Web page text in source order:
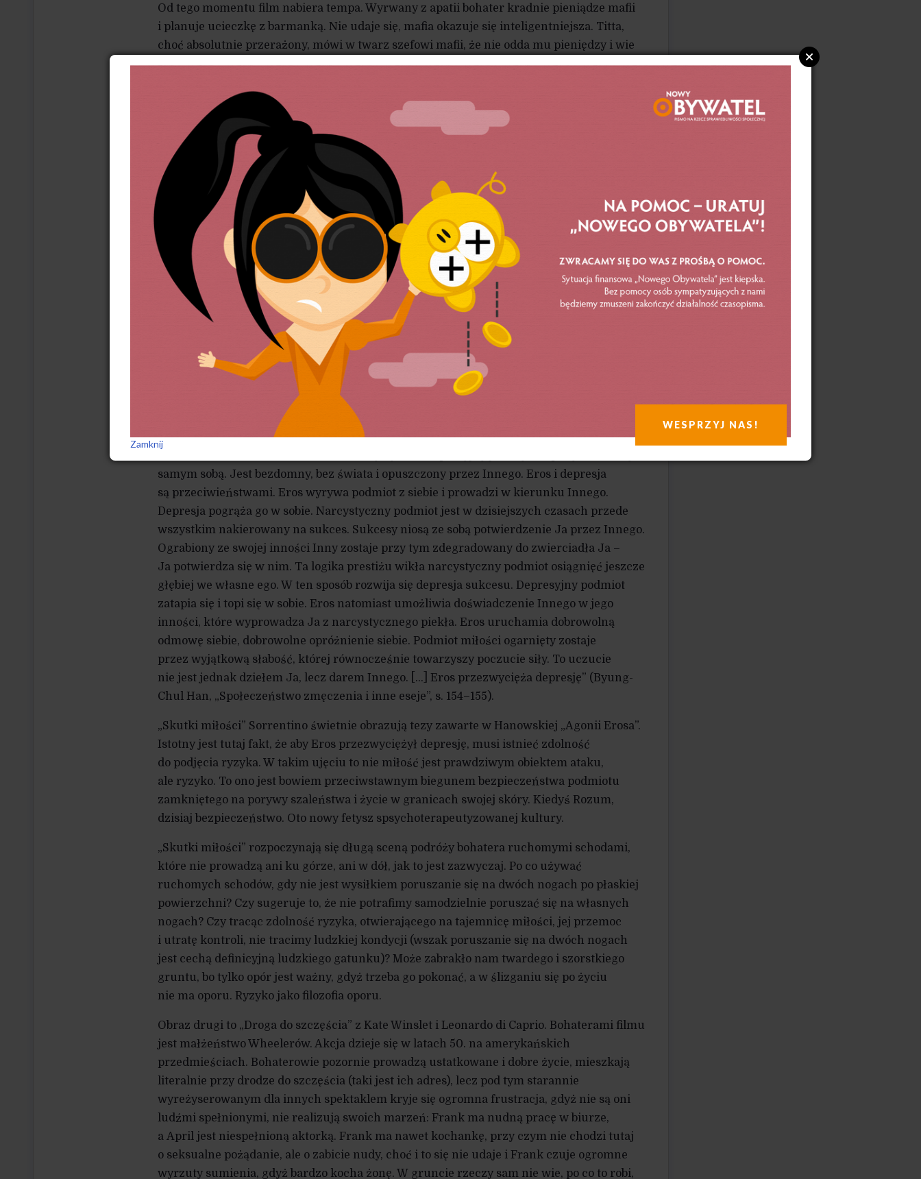
Od tego momentu film nabiera tempa. Wyrwany z apatii bohater kradnie pieniądze mafii
i planuje ucieczkę z barmanką. Nie udaje się, mafia okazuje się inteligentniejsza. Titta,
choć absolutnie przerażony, mówi w twarz szefowi mafii, że nie odda mu pieniędzy i wie
o konsekwencjach – zostanie zabity. To jednak nieważne, gdyż żyje naprawdę, choć
że było warto. Gdy zostaje zatopiony w betonie, nie prosi, nie błaga o życie, nie wydaje się
nawet przerażony. Ma świadomość, że to właśnie teraz żyje, nie żył wcześniej, nie da się
bowiem żyć bez miłości, która jest domem Bycia. Trudno powiedzieć, co wyraża jego
nieruchoma twarz – to dobry pretekst do studium z zakresu filmowej semiotyki twarzy.
Czy umiera żałując, że nie żył naprawdę, bo nie kochał? Czy śmierć jest mu obojętna,
bo właśnie teraz kocha? Trudno odpowiedzieć na to pytanie jednoznacznie, co czyni
z filmu Sorrentino prawdziwą zagadkę.
Jedno jest wszak pewne: skutkiem miłości jest zawsze, wcześniej czy później, śmierć,
ale to nie powinno nikogo kłopotać, bo skutkiem życia jest śmierć, a bez miłości umiera
się już za życia. Jest się trupem. Śmierć nie jest problemem, to brak miłości nim jest.
Miłość zaczyna się od podjęcia ryzyka, i sama w sobie jest ryzykiem, gdyż jest
ofiarowaniem siebie Innemu, w tym sensie jest ekstasis, wyjściem poza siebie. Eros, popęd
miłości, dzięki krwi tętniącej w końcu w żyłach Titty, pozwolił wyrwać się bohaterowi
z hotelu-metafory świata, w którym został uwięziony, depresyjnego Piekła Tego Samego,
rutyny dnia codziennego, braku relacji międzyludzkich oraz kalkulującej
produktywności na rzecz pomnażania mafijnego kapitału.
Jak pięknie pisze Han, splatając kluczowe dla siebie wątki filozoficznej diagnozy agonii
Erosa: „Depresja jest chorobą narcystyczną. Prowadzi do niej przeładowana, chorobliwie
samym sobą. Jest bezdomny, bez świata i opuszczony przez Innego. Eros i depresja
są przeciwieństwami. Eros wyrywa podmiot z siebie i prowadzi w kierunku Innego.
Depresja pogrąża go w sobie. Narcystyczny podmiot jest w dzisiejszych czasach przede
wszystkim nakierowany na sukces. Sukcesy niosą ze sobą potwierdzenie Ja przez Innego.
Ograbiony ze swojej inności Inny zostaje przy tym zdegradowany do zwierciadła Ja –
Ja potwierdza się w nim. Ta logika prestiżu wikła narcystyczny podmiot osiągnięć jeszcze
głębiej we własne ego. W ten sposób rozwija się depresja sukcesu. Depresyjny podmiot
zatapia się i topi się w sobie. Eros natomiast umożliwia doświadczenie Innego w jego
inności, które wyprowadza Ja z narcystycznego piekła. Eros uruchamia dobrowolną
odmowę siebie, dobrowolne opróżnienie siebie. Podmiot miłości ogarnięty zostaje
przez wyjątkową słabość, której równocześnie towarzyszy poczucie siły. To uczucie
nie jest jednak dziełem Ja, lecz darem Innego. […] Eros przezwycięża depresję” (Byung-
Chul Han, „Społeczeństwo zmęczenia i inne eseje”, s. 154–155).
„Skutki miłości” Sorrentino świetnie obrazują tezy zawarte w Hanowskiej „Agonii Erosa”.
Istotny jest tutaj fakt, że aby Eros przezwyciężył depresję, musi istnieć zdolność
do podjęcia ryzyka. W takim ujęciu to nie miłość jest prawdziwym obiektem ataku,
ale ryzyko. To ono jest bowiem przeciwstawnym biegunem bezpieczeństwa podmiotu
zamkniętego na porywy szaleństwa i życie w granicach swojej skóry. Kiedyś Rozum,
dzisiaj bezpieczeństwo. Oto nowy fetysz spsychoterapeutyzowanej kultury.
„Skutki miłości” rozpoczynają się długą sceną podróży bohatera ruchomymi schodami,
które nie prowadzą ani ku górze, ani w dół, jak to jest zazwyczaj. Po co używać
ruchomych schodów, gdy nie jest wysiłkiem poruszanie się na dwóch nogach po płaskiej
powierzchni? Czy sugeruje to, że nie potrafimy samodzielnie poruszać się na własnych
nogach? Czy tracąc zdolność ryzyka, otwierającego na tajemnicę miłości, jej przemoc
i utratę kontroli, nie tracimy ludzkiej kondycji (wszak poruszanie się na dwóch nogach
jest cechą definicyjną ludzkiego gatunku)? Może zabrakło nam twardego i szorstkiego
gruntu, bo tylko opór jest ważny, gdyż trzeba go pokonać, a w ślizganiu się po życiu
nie ma oporu. Ryzyko jako filozofia oporu.
Obraz drugi to „Droga do szczęścia” z Kate Winslet i Leonardo di Caprio. Bohaterami filmu
jest małżeństwo Wheelerów. Akcja dzieje się w latach 50. na amerykańskich
przedmieściach. Bohaterowie pozornie prowadzą ustatkowane i dobre życie, mieszkają
literalnie przy drodze do szczęścia (taki jest ich adres), lecz pod tym starannie
wyreżyserowanym dla innych spektaklem kryje się ogromna frustracja, gdyż nie są oni
ludźmi spełnionymi, nie realizują swoich marzeń: Frank ma nudną pracę w biurze,
a April jest niespełnioną aktorką. Frank ma nawet kochankę, przy czym nie chodzi tutaj
o seksualne pożądanie, ale o zabicie nudy, choć i to się nie udaje i Frank czuje ogromne
wyrzuty sumienia, gdyż bardzo kocha żonę. W gruncie rzeczy sam nie wie, po co to robi,
WESPRZYJ NAS!
Zamknij